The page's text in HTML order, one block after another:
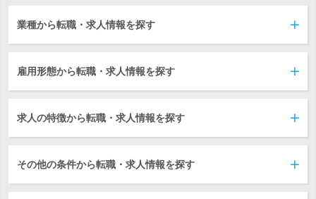
業種から転職・求人情報を探す
雇用形態から転職・求人情報を探す
求人の特徴から転職・求人情報を探す
その他の条件から転職・求人情報を探す